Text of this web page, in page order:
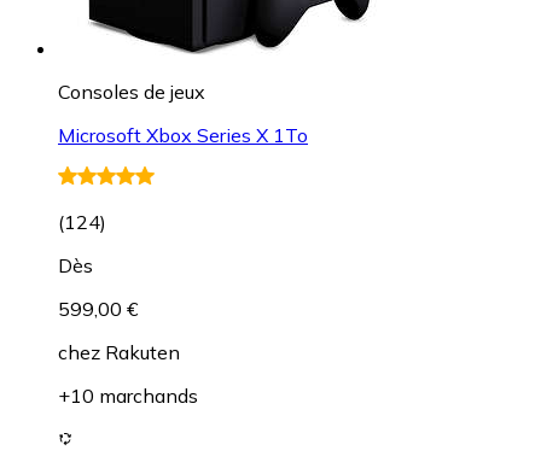
Consoles de jeux
Microsoft Xbox Series X 1To
(124)
Dès
599,00 €
chez Rakuten
+10 marchands